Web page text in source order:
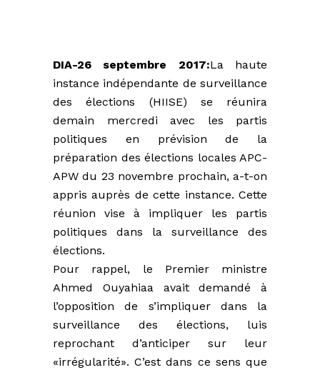
DIA-26 septembre 2017:La haute
instance indépendante de surveillance
des élections (HIISE) se réunira
demain mercredi avec les partis
politiques en prévision de la
préparation des élections locales APC-
APW du 23 novembre prochain, a-t-on
appris auprès de cette instance. Cette
réunion vise à impliquer les partis
politiques dans la surveillance des
élections.
Pour rappel, le Premier ministre
Ahmed Ouyahiaa avait demandé à
l’opposition de s’impliquer dans la
surveillance des élections, luis
reprochant d’anticiper sur leur
«irrégularité». C’est dans ce sens que